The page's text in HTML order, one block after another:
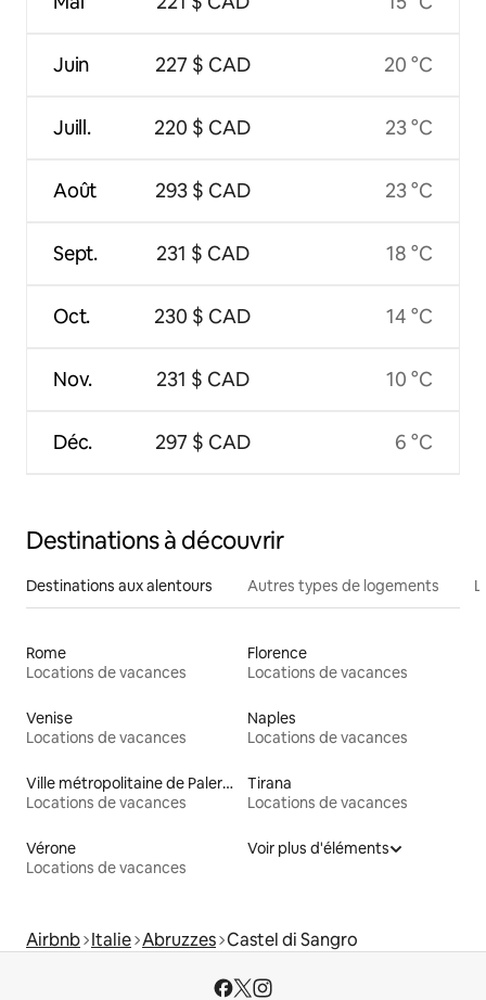
Juin
Juill.
Août
Sept.
Oct.
Nov.
Déc.
227 $ CAD
220 $ CAD
293 $ CAD
231 $ CAD
230 $ CAD
231 $ CAD
297 $ CAD
20 °C
23 °C
23 °C
18 °C
14 °C
10 °C
6 °C
Destinations à découvrir
Destinations aux alentours Autres types de logements
Rome
Locations de vacances
Florence
Locations de vacances
Venise
Locations de vacances
Naples
Locations de vacances
Ville métropolitaine de Palerme
Locations de vacances
Tirana
Locations de vacances
Vérone
Locations de vacances
Voir plus d'éléments
Airbnb Italie Abruzzes Castel di Sangro